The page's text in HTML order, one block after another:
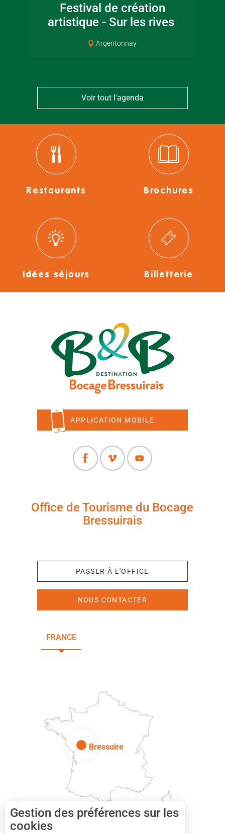
Festival de création
artistique - Sur les rives
Argentonnay
Voir tout l'agenda
Restaurants Brochures
Idées séjours Billetterie
APPLICATION MOBILE
Office de Tourisme du Bocage
Bressuirais
PASSER À L'OFFICE
NOUS CONTACTER
FRANCE
Bressuire
Gestion des préférences sur les
cookies